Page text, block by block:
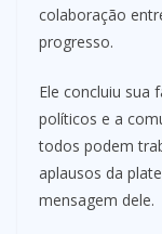
colaboração
progresso.
Ele concluiu sua
políticos e a
todos podem
aplausos da
mensagem dele.